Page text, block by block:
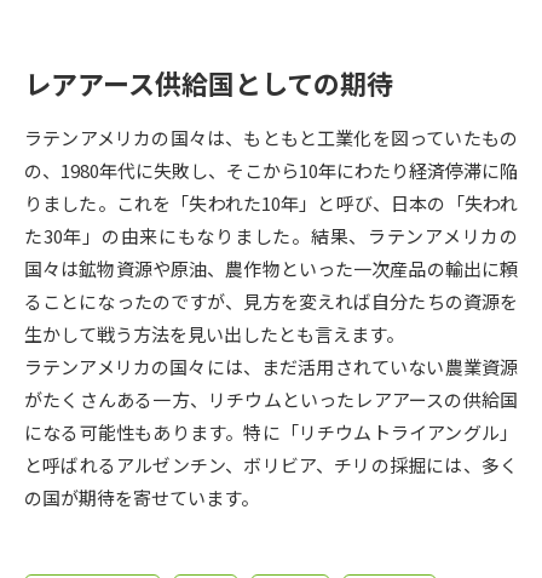
受験準備 資料検索
志望校・出願校を調べる
併願校選び 受験スケジュールを立てよう
先輩が入学を決めた理由 テレメール全国一斉進学調査
新生活お役立ちガイド
学問発見 学問検索
レアアース供給国としての期待
ラテンアメリカの国々は、もともと工業化を図っていたもの
の、1980年代に失敗し、そこから10年にわたり経済停滞に陥
りました。これを「失われた10年」と呼び、日本の「失われ
た30年」の由来にもなりました。結果、ラテンアメリカの
国々は鉱物資源や原油、農作物といった一次産品の輸出に頼
ることになったのですが、見方を変えれば自分たちの資源を
生かして戦う方法を見い出したとも言えます。
ラテンアメリカの国々には、まだ活用されていない農業資源
がたくさんある一方、リチウムといったレアアースの供給国
になる可能性もあります。特に「リチウムトライアングル」
と呼ばれるアルゼンチン、ボリビア、チリの採掘には、多く
の国が期待を寄せています。